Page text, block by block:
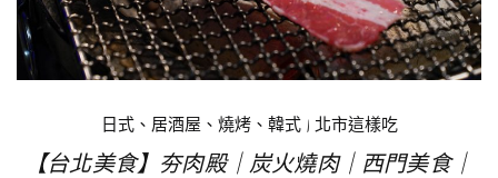
日式、居酒屋、燒烤、韓式| 北市這樣吃
【台北美食】夯肉殿｜炭火燒肉｜西門美食｜